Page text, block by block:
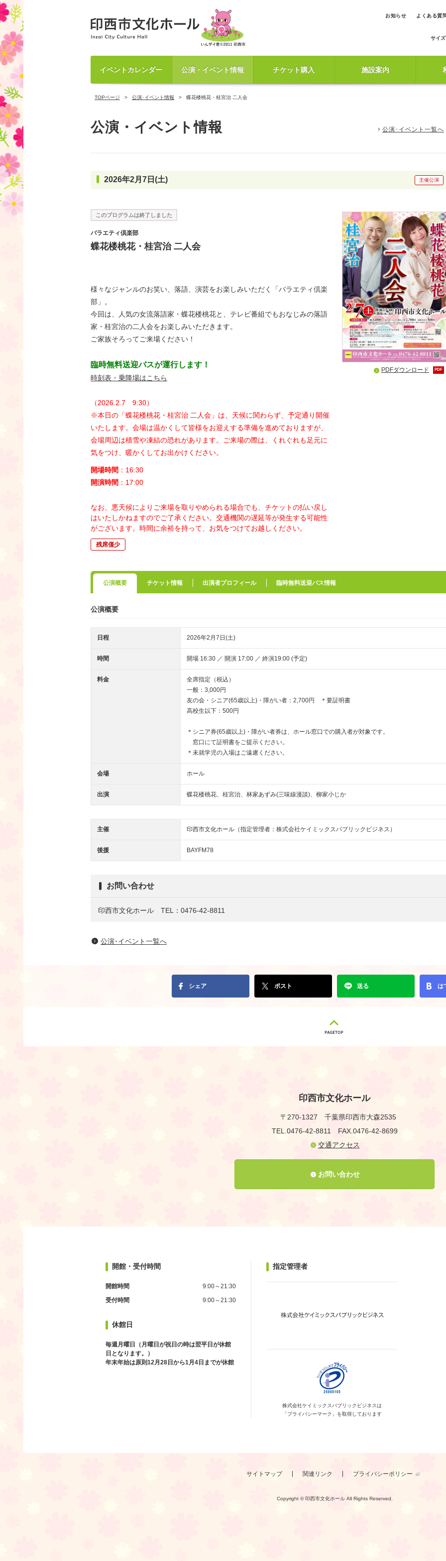
お知らせ よくある質
サイズ
イベントカレンダー 公演・イベント情報 チケット購入 施設案内
TOPページ 公演･イベント情報 蝶花楼桃花・桂宮治 二人会
公演・イベント情報 公演･イベント一覧へ
2026年2月7日(土) 主催公演
このプログラムは終了しました
バラエティ倶楽部
蝶花楼桃花・桂宮治 二人会
様々なジャンルのお笑い、落語、演芸をお楽しみいただく「バラエティ倶楽
部」。
今回は、人気の女流落語家・蝶花楼桃花と、テレビ番組でもおなじみの落語
家・桂宮治の二人会をお楽しみいただきます。
ご家族そろってご来場ください！
臨時無料送迎バスが運行します！
時刻表・乗降場はこちら
（2026.2.7 9:30）
※本日の「蝶花楼桃花・桂宮治 二人会」は、天候に関わらず、予定通り開催
いたします。 会場は温かくして皆様をお迎えする準備を進めておりますが、
会場周辺は積雪や凍結の恐れがあります。
ご来場の際は、くれぐれも足元に
気をつけ、暖かくしてお出かけください。
開場時間 ：16:30
開演時間 ：17:00
なお、悪天候によりご来場を取りやめられる場合でも、チケットの払い戻し
はいたしかねますのでご了承ください。 交通機関の遅延等が発生する可能性
がございます。時間に余裕を持って、お気をつけてお越しください。
残席僅少
PDFダウンロード PDF
公演概要 チケット情報 出演者プロフィール 臨時無料送迎バス情報
公演概要
日程 2026年2月7日(土)
時間 開場 16:30 ／ 開演 17:00 ／ 終演19:00 (予定)
料金
全席指定（税込）
一般：3,000円
友の会・シニア(65歳以上)・障がい者：2,700円 ＊要証明書
高校生以下：500円
＊シニア券(65歳以上)・障がい者券は、ホール窓口での購入者が対象です。
窓口にて証明書をご提示ください。
＊未就学児の入場はご遠慮ください。
会場 ホール
出演 蝶花楼桃花、桂宮治、林家あずみ(三味線漫談)、柳家小じか
主催 印西市文化ホール（指定管理者：株式会社ケイミックスパブリックビジネス）
後援 BAYFM78
お問い合わせ
印西市文化ホール TEL：0476-42-8811
公演･イベント一覧へ
シェア ポスト 送る は
印西市文化ホール
〒270-1327 千葉県印西市大森2535
TEL.0476-42-8811 FAX.0476-42-8699
交通アクセス
お問い合わせ
開館・受付時間
開館時間
9:00～21:30
受付時間
9:00～21:30
休館日
毎週月曜日（月曜日が祝日の時は翌平日が休館
日となります。）
年末年始は原則12月28日から1月4日までが休館
指定管理者
株式会社ケイミックス パブリックビジネスは
「プライバシーマーク」を取得しております
サイトマップ 関連リンク プライバシーポリシー
Copyright © 印西市文化ホールAll Rights Reserved.